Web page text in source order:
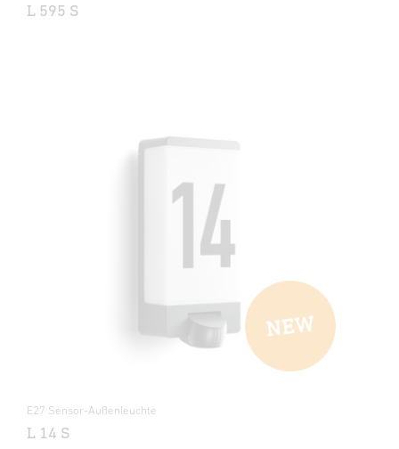
L 595 S
E27 Sensor-Außenleuchte
L 14 S